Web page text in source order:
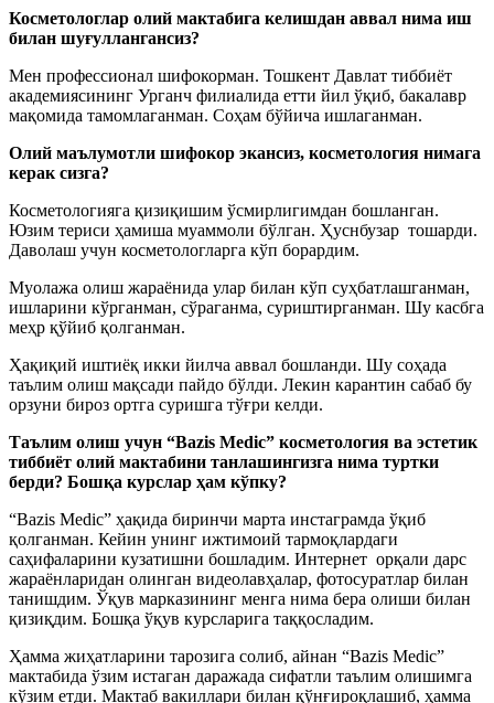
Косметологлар олий мактабига келишдан аввал нима иш
билан шуғуллангансиз?
Мен профессионал шифокорман. Тошкент Давлат тиббиёт
академиясининг Урганч филиалида етти йил ўқиб, бакалавр
мақомида тамомлаганман. Соҳам бўйича ишлаганман.
Олий маълумотли шифокор экансиз, косметология нимага
керак сизга?
Косметологияга қизиқишим ўсмирлигимдан бошланган.
Юзим териси ҳамиша муаммоли бўлган. Ҳуснбузар тошарди.
Даволаш учун косметологларга кўп борардим.
Муолажа олиш жараёнида улар билан кўп суҳбатлашганман,
ишларини кўрганман, сўраганма, суриштирганман. Шу касбга
меҳр қўйиб қолганман.
Ҳақиқий иштиёқ икки йилча аввал бошланди. Шу соҳада
таълим олиш мақсади пайдо бўлди. Лекин карантин сабаб бу
орзуни бироз ортга суришга тўғри келди.
Таълим олиш учун “Bazis Medic” косметология ва эстетик
тиббиёт олий мактабини танлашингизга нима туртки
берди? Бошқа курслар ҳам кўпку?
“Bazis Medic” ҳақида биринчи марта инстаграмда ўқиб
қолганман. Кейин унинг ижтимоий тармоқлардаги
саҳифаларини кузатишни бошладим. Интернет орқали дарс
жараёнларидан олинган видеолавҳалар, фотосуратлар билан
танишдим. Ўқув марказининг менга нима бера олиши билан
қизиқдим. Бошқа ўқув курсларига таққосладим.
Ҳамма жиҳатларини тарозига солиб, айнан “Bazis Medic”
мактабида ўзим истаган даражада сифатли таълим олишимга
кўзим етди. Мактаб вакиллари билан қўнғироқлашиб, ҳамма